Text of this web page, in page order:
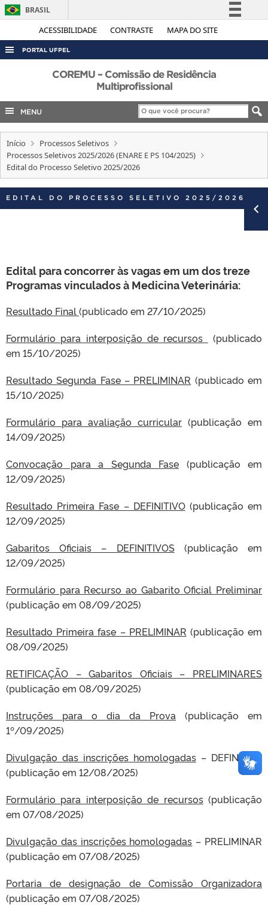
ACESSIBILIDADE CONTRASTE MAPA DO SITE
BRASIL
Simplifique!
Acesso à informação
Legislação
Canais
PORTAL UFPEL
ACESSO À INFORMAÇÃO
COBALTO
CONCURSOS
EDITAIS
INTERNACIONAL
COREMU – Comissão de Residência
Multiprofissional
MENU
Início
Processos Seletivos
Processos Seletivos 2025/2026 (ENARE E PS 104/2025)
Edital do Processo Seletivo 2025/2026
EDITAL DO PROCESSO SELETIVO 2025/2026
Edital para concorrer às vagas em um dos treze
Programas vinculados à Medicina Veterinária:
Resultado Final(publicado em 27/10/2025)
Formulário para interposição de recursos
(publicado
em 15/10/2025)
Resultado Segunda Fase – PRELIMINAR (publicado em
15/10/2025)
Formulário para avaliação curricular (publicação em
14/09/2025)
Convocação para a Segunda Fase (publicação em
12/09/2025)
Resultado Primeira Fase – DEFINITIVO(publicação em
12/09/2025)
Gabaritos Oficiais – DEFINITIVOS(publicação em
12/09/2025)
Formulário para Recurso ao Gabarito Oficial Preliminar
(publicação em 08/09/2025)
Resultado Primeira fase – PRELIMINAR (publicação em
08/09/2025)
RETIFICAÇÃO – Gabaritos Oficiais – PRELIMINARES
(publicação em 08/09/2025)
Instruções para o dia da Prova (publicação em
1º/09/2025)
Divulgação das inscrições homologadas – DEFINITIVA
(publicação em 12/08/2025)
Formulário para interposição de recursos(publicação
em 07/08/2025)
Divulgação das inscrições homologadas – PRELIMINAR
(publicação em 07/08/2025)
Portaria de designação de Comissão Organizadora
(publicação em 07/08/2025)